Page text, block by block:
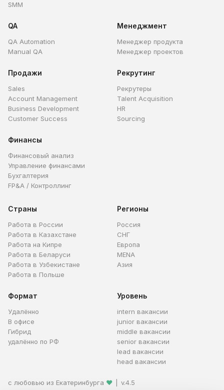
SMM
QA
QA Automation
Manual QA
Менеджмент
Менеджер продукта
Менеджер проектов
Продажи
Sales
Account Management
Business Development
Customer Success
Рекрутинг
Рекрутеры
Talent Acquisition
HR
Sourcing
Финансы
Финансовый анализ
Управление финансами
Бухгалтерия
FP&A / Контроллинг
Страны
Работа в России
Работа в Казахстане
Работа на Кипре
Работа в Беларуси
Работа в Узбекистане
Работа в Польше
Регионы
Россия
СНГ
Европа
MENA
Азия
Формат
Удалённо
В офисе
Гибрид
удалённо по РФ
Уровень
intern вакансии
junior вакансии
middle вакансии
senior вакансии
lead вакансии
head вакансии
с любовью из Екатеринбурга ❤ v.4.5